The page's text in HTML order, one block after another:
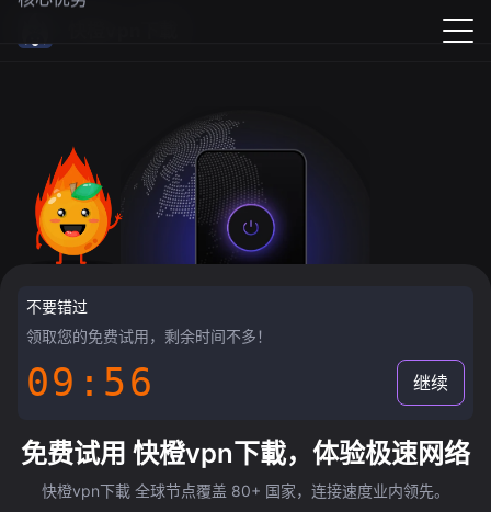
不要错过
领取您的免费试用，剩余时间不多！
09:55 继续
免费试用 快橙vpn下載，体验极速网络
快橙vpn下載 全球节点覆盖 80+ 国家，连接速度业内领先。